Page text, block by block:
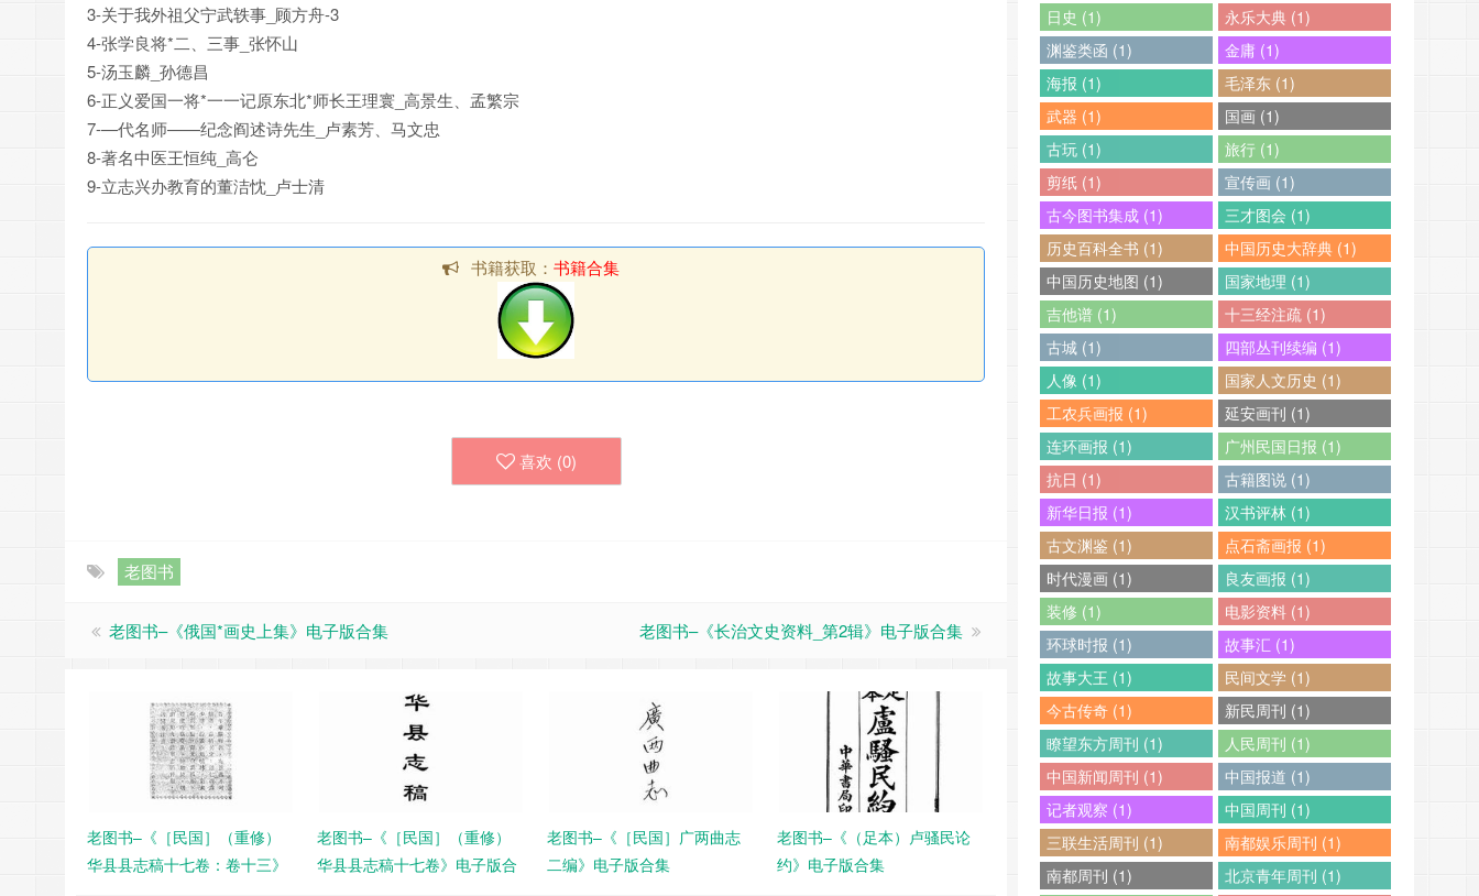
3-关于我外祖父宁武轶事_顾方舟-3
4-张学良将*二、三事_张怀山
5-汤玉麟_孙德昌
6-正义爱国一将*一一记原东北*师长王理寰_高景生、孟繁宗
7-—代名师——纪念阎述诗先生_卢素芳、马文忠
8-著名中医王恒纯_高仑
9-立志兴办教育的董洁忱_卢士清
书籍获取： 书籍合集
喜欢 (0)
老图书
老图书–《俄国*画史上集》电子版合集 老图书–《长治文史资料_第2辑》电子版合集
老图书–《［民国］（重修）
华县县志稿十七卷：卷十三》
老图书–《［民国］（重修）
华县县志稿十七卷》电子版合
老图书–《［民国］广两曲志
二编》电子版合集
老图书–《（足本）卢骚民论
约》电子版合集
日史 (1)
永乐大典 (1)
渊鉴类函 (1)
金庸 (1)
海报 (1)
毛泽东 (1)
武器 (1)
国画 (1)
古玩 (1)
旅行 (1)
剪纸 (1)
宣传画 (1)
古今图书集成 (1)
三才图会 (1)
历史百科全书 (1)
中国历史大辞典 (1)
中国历史地图 (1)
国家地理 (1)
吉他谱 (1)
十三经注疏 (1)
古城 (1)
四部丛刊续编 (1)
人像 (1)
国家人文历史 (1)
工农兵画报 (1)
延安画刊 (1)
连环画报 (1)
广州民国日报 (1)
抗日 (1)
古籍图说 (1)
新华日报 (1)
汉书评林 (1)
古文渊鉴 (1)
点石斋画报 (1)
时代漫画 (1)
良友画报 (1)
装修 (1)
电影资料 (1)
环球时报 (1)
故事汇 (1)
故事大王 (1)
民间文学 (1)
今古传奇 (1)
新民周刊 (1)
瞭望东方周刊 (1)
人民周刊 (1)
中国新闻周刊 (1)
中国报道 (1)
记者观察 (1)
中国周刊 (1)
三联生活周刊 (1)
南都娱乐周刊 (1)
南都周刊 (1)
北京青年周刊 (1)